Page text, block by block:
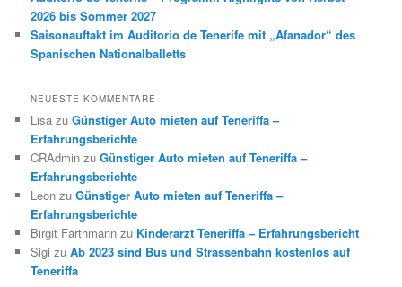
2026 bis Sommer 2027
Saisonauftakt im Auditorio de Tenerife mit „Afanador“ des
Spanischen Nationalballetts
NEUESTE KOMMENTARE
Lisa zuGünstiger Auto mieten auf Teneriffa –
Erfahrungsberichte
CRAdmin zuGünstiger Auto mieten auf Teneriffa –
Erfahrungsberichte
Leon zuGünstiger Auto mieten auf Teneriffa –
Erfahrungsberichte
Birgit Farthmann zu Kinderarzt Teneriffa – Erfahrungsbericht
Sigi zuAb 2023 sind Bus und Strassenbahn kostenlos auf
Teneriffa